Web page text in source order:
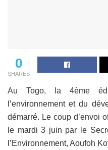
0
SHARES
Au Togo, la 4ème
l’environnement et du
démarré. Le coup d’envoi
le mardi 3 juin par le
l’Environnement, Aoufoh